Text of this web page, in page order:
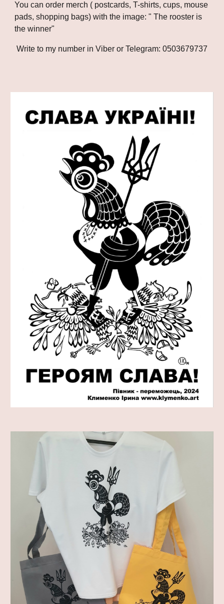
You can order merch ( postcards, T-shirts, cups, mouse
pads, shopping bags) with the image: " The rooster is
the winner"
Write to my number in Viber or Telegram: 0503679737